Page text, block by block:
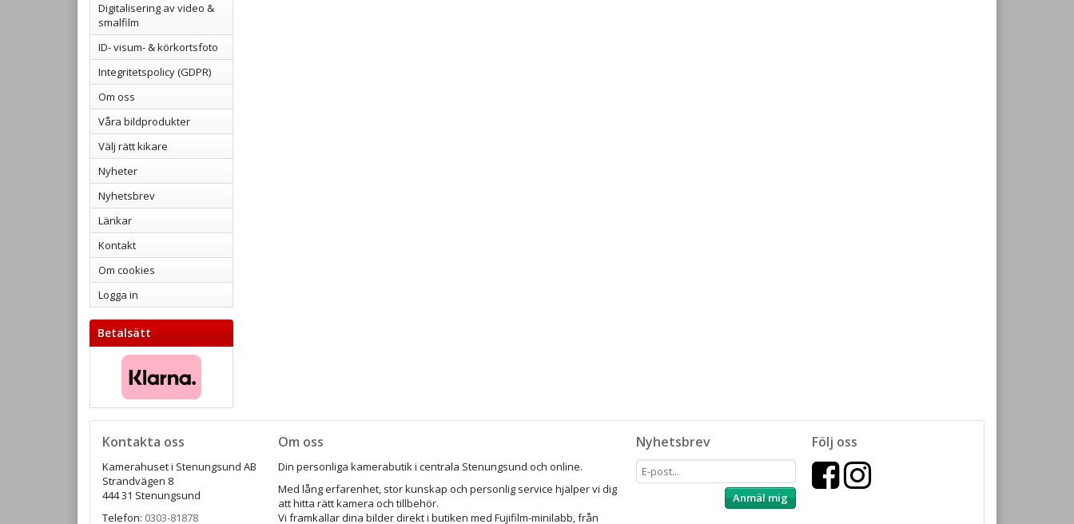
Digitalisering av video &
smalfilm
ID- visum- & körkortsfoto
Integritetspolicy (GDPR)
Om oss
Våra bildprodukter
Välj rätt kikare
Nyheter
Nyhetsbrev
Länkar
Kontakt
Om cookies
Logga in
Betalsätt
Kontakta oss
Kamerahuset i Stenungsund AB
Strandvägen 8
444 31 Stenungsund
Telefon: 0303-81878
Följ oss
Nyhetsbrev
Anmäl mig
Om oss
Din personliga kamerabutik i centrala Stenungsund och online.
Med lång erfarenhet, stor kunskap och personlig service hjälper vi dig
att hitta rätt kamera och tillbehör.
Vi framkallar dina bilder direkt i butiken med Fujifilm-minilabb, från